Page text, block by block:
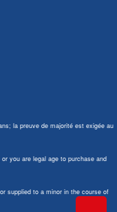
la preuve de majorité est exigée au
you are legal age to purchase and
supplied to a minor in the course of